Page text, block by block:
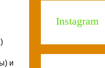
и
Instagram